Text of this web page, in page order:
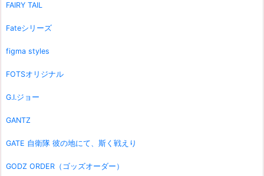
FAIRY TAIL
Fateシリーズ
figma styles
FOTSオリジナル
G.I.ジョー
GANTZ
GATE 自衛隊 彼の地にて、斯く戦えり
GODZ ORDER（ゴッズオーダー）